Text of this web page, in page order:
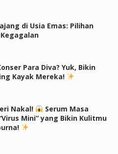
di Usia Emas: Pilihan
Para Diva? Yuk, Bikin
Kayak Mereka!
Nakal!
Serum Masa
Mini” yang Bikin Kulitmu